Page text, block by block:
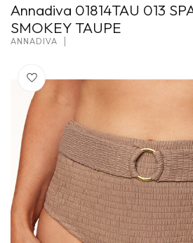
Annadiva 01814TAU 013
SMOKEY TAUPE
ANNADIVA